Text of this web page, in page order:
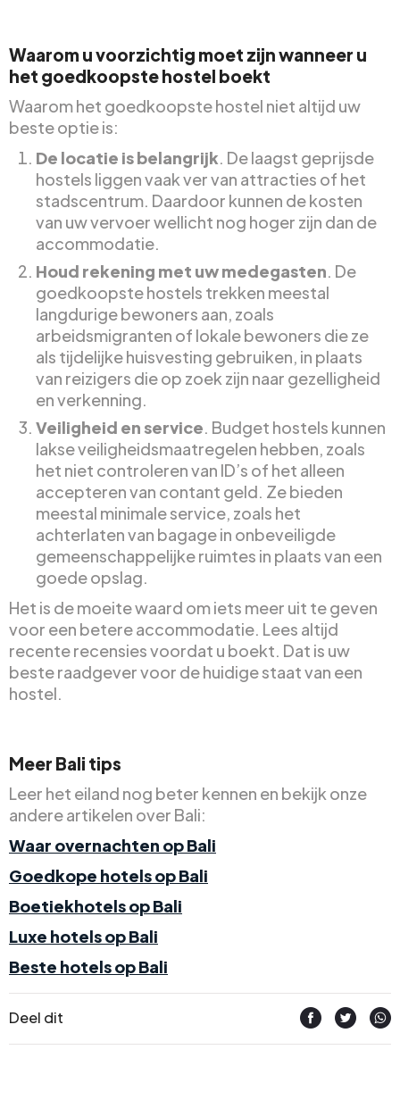
Waarom u voorzichtig moet zijn wanneer u
het goedkoopste hostel boekt
Waarom het goedkoopste hostel niet altijd uw
beste optie is:
De locatie is belangrijk. De laagst geprijsde
hostels liggen vaak ver van attracties of het
stadscentrum. Daardoor kunnen de kosten
van uw vervoer wellicht nog hoger zijn dan de
accommodatie.
Houd rekening met uw medegasten. De
goedkoopste hostels trekken meestal
langdurige bewoners aan, zoals
arbeidsmigranten of lokale bewoners die ze
als tijdelijke huisvesting gebruiken, in plaats
van reizigers die op zoek zijn naar gezelligheid
en verkenning.
Veiligheid en service. Budget hostels kunnen
lakse veiligheidsmaatregelen hebben, zoals
het niet controleren van ID’s of het alleen
accepteren van contant geld. Ze bieden
meestal minimale service, zoals het
achterlaten van bagage in onbeveiligde
gemeenschappelijke ruimtes in plaats van een
goede opslag.
Het is de moeite waard om iets meer uit te geven
voor een betere accommodatie. Lees altijd
recente recensies voordat u boekt. Dat is uw
beste raadgever voor de huidige staat van een
hostel.
Meer Bali tips
Leer het eiland nog beter kennen en bekijk onze
andere artikelen over Bali:
Waar overnachten op Bali
Goedkope hotels op Bali
Boetiekhotels op Bali
Luxe hotels op Bali
Beste hotels op Bali
Deel dit